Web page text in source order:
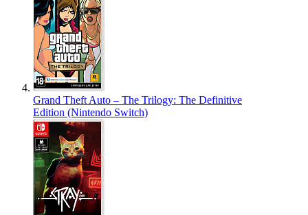
Grand Theft Auto – The Trilogy: The Definitive
Edition (Nintendo Switch)